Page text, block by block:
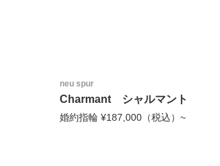
neu spur
Charmant シャルマント
婚約指輪 ¥187,000（税込）~